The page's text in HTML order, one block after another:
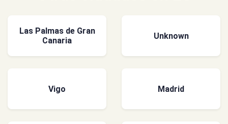
Las Palmas de Gran
Canaria
Unknown
Vigo Madrid